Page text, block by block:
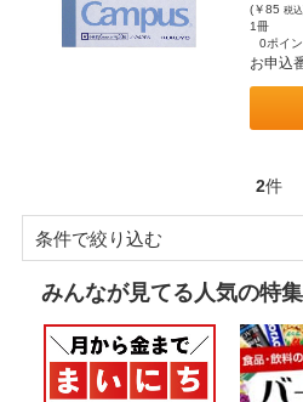
(￥85 税込
1冊
0ポイン
お申込
2件
条件で絞り込む
みんなが見てる人気の特